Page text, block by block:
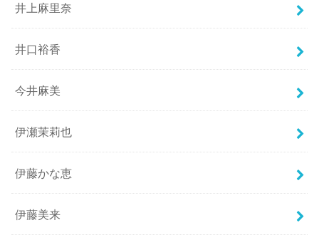
井上麻里奈
井口裕香
今井麻美
伊瀬茉莉也
伊藤かな恵
伊藤美来